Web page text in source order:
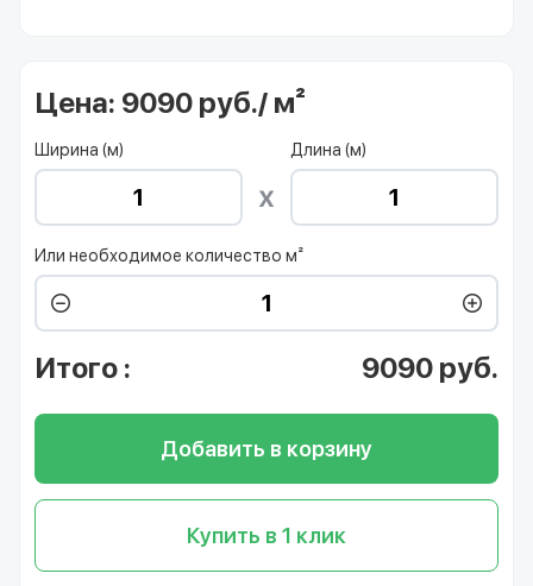
Цена: 9090 руб./ м²
Ширина (м) Длина (м)
Или необходимое количество м²
Итого : 9090 руб.
Добавить в корзину
Купить в 1 клик